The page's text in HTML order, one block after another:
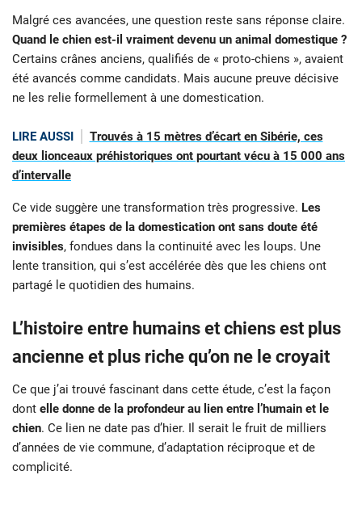
Malgré ces avancées, une question reste sans réponse claire.
Quand le chien est-il vraiment devenu un animal domestique ?
Certains crânes anciens, qualifiés de « proto-chiens », avaient
été avancés comme candidats. Mais aucune preuve décisive
ne les relie formellement à une domestication.
LIRE AUSSI
Trouvés à 15 mètres d’écart en Sibérie, ces
deux lionceaux préhistoriques ont pourtant vécu à 15 000 ans
d’intervalle
Ce vide suggère une transformation très progressive. Les
premières étapes de la domestication ont sans doute été
invisibles, fondues dans la continuité avec les loups. Une
lente transition, qui s’est accélérée dès que les chiens ont
partagé le quotidien des humains.
L’histoire entre humains et chiens est plus
ancienne et plus riche qu’on ne le croyait
Ce que j’ai trouvé fascinant dans cette étude, c’est la façon
dont elle donne de la profondeur au lien entre l’humain et le
chien. Ce lien ne date pas d’hier. Il serait le fruit de milliers
d’années de vie commune, d’adaptation réciproque et de
complicité.